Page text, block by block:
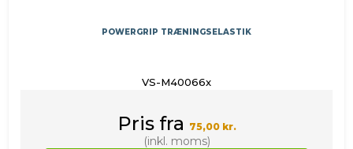
POWERGRIP TRÆNINGSELASTIK
VS-M40066x
Pris fra 75,00 kr.
(inkl. moms)